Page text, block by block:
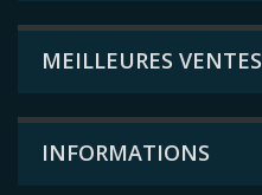
MEILLEURES VENTES
INFORMATIONS